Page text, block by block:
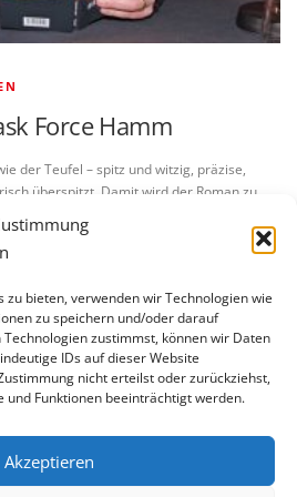
zu bieten, verwenden wir Technologien wie
zu speichern und/oder darauf
zustimmst, können wir Daten
IDs auf dieser Website
nicht erteilst oder zurückziehst,
Funktionen beeinträchtigt werden.
Akzeptieren
Force Hamm
der Teufel – spitz und witzig, präzise,
überspitzt. Damit wird der Roman zu
Krimis des …
DEM LAUFENDEN